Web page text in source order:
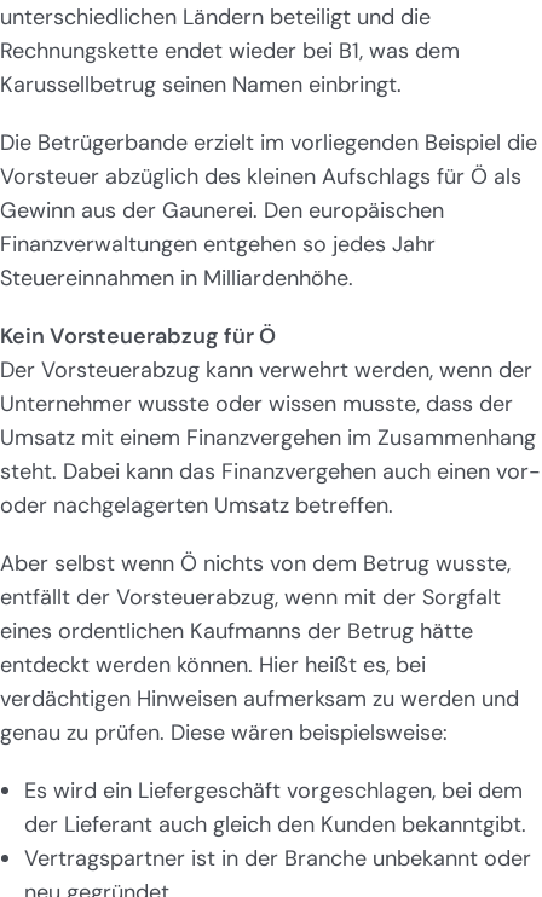
unterschiedlichen Ländern beteiligt und die
Rechnungskette endet wieder bei B1, was dem
Karussellbetrug seinen Namen einbringt.
Die Betrügerbande erzielt im vorliegenden Beispiel die
Vorsteuer abzüglich des kleinen Aufschlags für Ö als
Gewinn aus der Gaunerei. Den europäischen
Finanzverwaltungen entgehen so jedes Jahr
Steuereinnahmen in Milliardenhöhe.
Kein Vorsteuerabzug für Ö
Der Vorsteuerabzug kann verwehrt werden, wenn der
Unternehmer wusste oder wissen musste, dass der
Umsatz mit einem Finanzvergehen im Zusammenhang
steht. Dabei kann das Finanzvergehen auch einen vor-
oder nachgelagerten Umsatz betreffen.
Aber selbst wenn Ö nichts von dem Betrug wusste,
entfällt der Vorsteuerabzug, wenn mit der Sorgfalt
eines ordentlichen Kaufmanns der Betrug hätte
entdeckt werden können. Hier heißt es, bei
verdächtigen Hinweisen aufmerksam zu werden und
genau zu prüfen. Diese wären beispielsweise:
Es wird ein Liefergeschäft vorgeschlagen, bei dem
der Lieferant auch gleich den Kunden bekanntgibt.
Vertragspartner ist in der Branche unbekannt oder